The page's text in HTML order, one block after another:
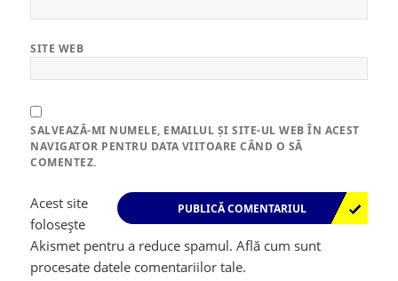
SITE WEB
SALVEAZĂ-MI NUMELE, EMAILUL ȘI SITE-UL WEB ÎN ACEST
NAVIGATOR PENTRU DATA VIITOARE CÂND O SĂ
COMENTEZ.
Acest site
folosește
Akismet pentru a reduce spamul.Află cum sunt
procesate datele comentariilor tale.